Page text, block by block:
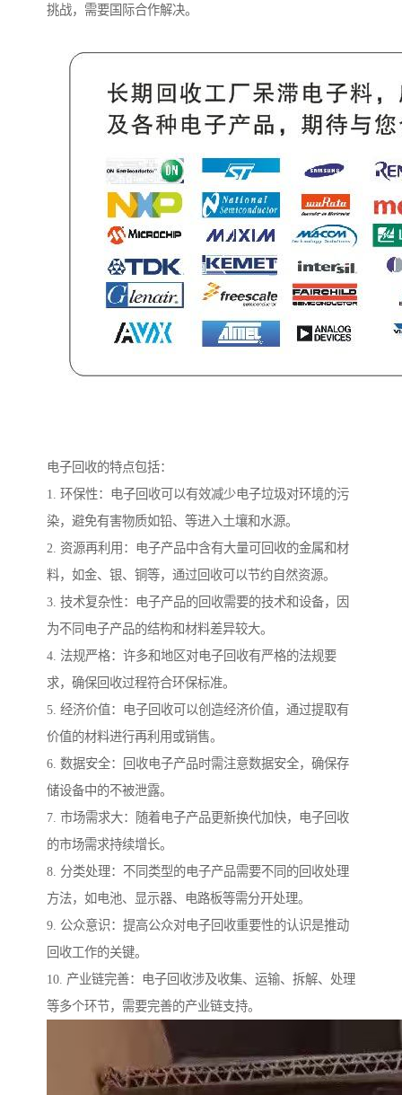
挑战，需要国际合作解决。
电子回收的特点包括：
1. 环保性：电子回收可以有效减少电子垃圾对环境的污
染，避免有害物质如铅、等进入土壤和水源。
2. 资源再利用：电子产品中含有大量可回收的金属和材
料，如金、银、铜等，通过回收可以节约自然资源。
3. 技术复杂性：电子产品的回收需要的技术和设备，因
为不同电子产品的结构和材料差异较大。
4. 法规严格：许多和地区对电子回收有严格的法规要
求，确保回收过程符合环保标准。
5. 经济价值：电子回收可以创造经济价值，通过提取有
价值的材料进行再利用或销售。
6. 数据安全：回收电子产品时需注意数据安全，确保存
储设备中的不被泄露。
7. 市场需求大：随着电子产品更新换代加快，电子回收
的市场需求持续增长。
8. 分类处理：不同类型的电子产品需要不同的回收处理
方法，如电池、显示器、电路板等需分开处理。
9. 公众意识：提高公众对电子回收重要性的认识是推动
回收工作的关键。
10. 产业链完善：电子回收涉及收集、运输、拆解、处理
等多个环节，需要完善的产业链支持。